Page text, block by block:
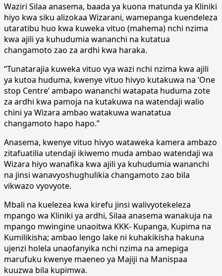
Waziri Silaa anasema, baada ya kuona matunda ya Kliniki
hiyo kwa siku alizokaa Wizarani, wamepanga kuendeleza
utaratibu huo kwa kuweka vituo (mahema) nchi nzima
kwa ajili ya kuhudumia wananchi na kutatua
changamoto zao za ardhi kwa haraka.
“Tunatarajia kuweka vituo vya wazi nchi nzima kwa ajili
ya kutoa huduma, kwenye vituo hivyo kutakuwa na ‘One
stop Centre’ ambapo wananchi watapata huduma zote
za ardhi kwa pamoja na kutakuwa na watendaji walio
chini ya Wizara ambao watakuwa wanatatua
changamoto hapo hapo.”
Anasema, kwenye vituo hivyo wataweka kamera ambazo
zitafuatilia utendaji ikiwemo muda ambao watendaji wa
Wizara hiyo wanafika kwa ajili ya kuhudumia wananchi
na jinsi wanavyoshughulikia changamoto zao bila
vikwazo vyovyote.
Mbali na kuelezea kwa kirefu jinsi walivyotekeleza
mpango wa Kliniki ya ardhi, Silaa anasema wanakuja na
mpango mwingine unaoitwa KKK- Kupanga, Kupima na
Kumilikisha; ambao lengo lake ni kuhakikisha hakuna
ujenzi holela unaofanyika nchi nzima na amepiga
marufuku kwenye maeneo ya Majiji na Manispaa
kuuzwa bila kupimwa.